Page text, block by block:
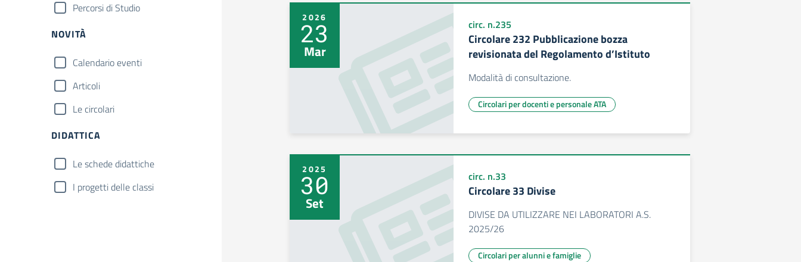
Percorsi di Studio
NOVITÀ
Calendario eventi
Articoli
Le circolari
DIDATTICA
Le schede didattiche
I progetti delle classi
2026
23
Mar
circ. n.235
Circolare 232 Pubblicazione bozza
revisionata del Regolamento d’Istituto
Modalità di consultazione.
Circolari per docenti e personale ATA
2025
30
Set
circ. n.33
Circolare 33 Divise
DIVISE DA UTILIZZARE NEI LABORATORI A.S.
2025/26
Circolari per alunni e famiglie